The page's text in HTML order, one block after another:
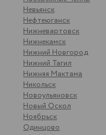
Невьянск
Нефтеюганск
Нижневартовск
Нижнекамск
Нижний Новгород
Нижний Тагил
Нижняя Мактама
Никольск
Новоульяновск
Новый Оскол
Ноябрьск
Одинцово